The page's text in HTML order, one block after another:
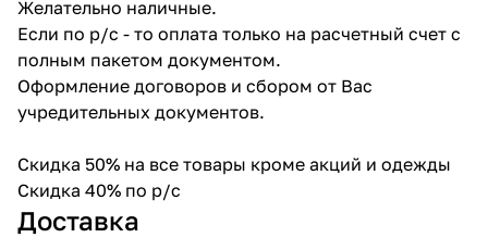
Желательно наличные.
Если по р/с - то оплата только на расчетный счет с
полным пакетом документом.
Оформление договоров и сбором от Вас
учредительных документов.
Скидка 50% на все товары кроме акций и одежды
Скидка 40% по р/с
Доставка